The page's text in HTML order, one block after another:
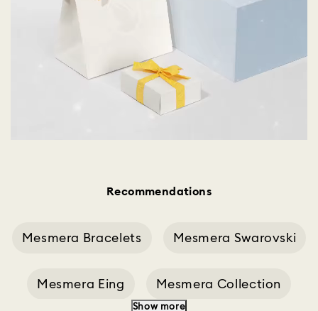
Recommendations
Mesmera Swarovski
Mesmera Bracelets
Mesmera Collection
Mesmera Eing
Show more